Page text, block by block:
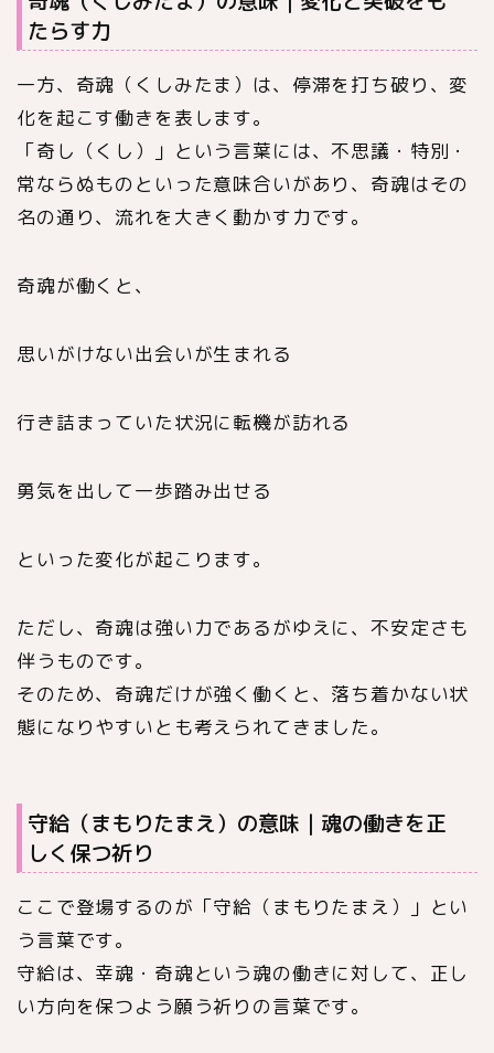
たらす力
一方、奇魂（くしみたま）は、停滞を打ち破り、変
化を起こす働きを表します。
「奇し（くし）」という言葉には、不思議・特別・
常ならぬものといった意味合いがあり、奇魂はその
名の通り、流れを大きく動かす力です。
奇魂が働くと、
思いがけない出会いが生まれる
行き詰まっていた状況に転機が訪れる
勇気を出して一歩踏み出せる
といった変化が起こります。
ただし、奇魂は強い力であるがゆえに、不安定さも
伴うものです。
そのため、奇魂だけが強く働くと、落ち着かない状
態になりやすいとも考えられてきました。
守給（まもりたまえ）の意味｜魂の働きを正
しく保つ祈り
ここで登場するのが「守給（まもりたまえ）」とい
う言葉です。
守給は、幸魂・奇魂という魂の働きに対して、正し
い方向を保つよう願う祈りの言葉です。